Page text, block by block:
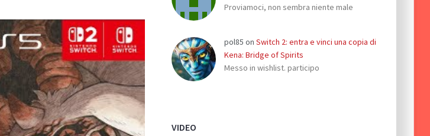
Proviamoci, non sembra niente male
pol85 on Switch 2: entra e vinci una copia di
Kena: Bridge of Spirits
Messo in wishlist. participo
VIDEO